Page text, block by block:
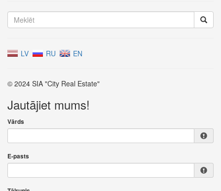
LV RU EN
© 2024 SIA "City Real Estate"
Jautājiet mums!
Vārds
E-pasts